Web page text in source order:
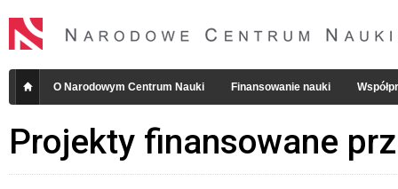
O Narodowym Centrum Nauki Finansowanie nauki
Projekty finansowane